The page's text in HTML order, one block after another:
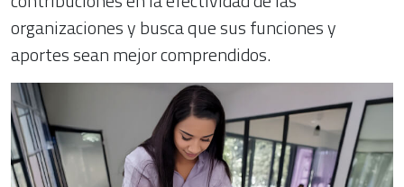
organizaciones y busca que sus funciones y
aportes sean mejor comprendidos.